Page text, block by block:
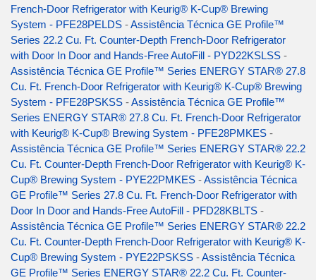
French-Door Refrigerator with Keurig® K-Cup® Brewing
System - PFE28PELDS -Assistência Técnica GE Profile™
Series 22.2 Cu. Ft. Counter-Depth French-Door Refrigerator
with Door In Door and Hands-Free AutoFill - PYD22KSLSS -
Assistência Técnica GE Profile™ Series ENERGY STAR® 27.8
Cu. Ft. French-Door Refrigerator with Keurig® K-Cup® Brewing
System - PFE28PSKSS -Assistência Técnica GE Profile™
Series ENERGY STAR® 27.8 Cu. Ft. French-Door Refrigerator
with Keurig® K-Cup® Brewing System - PFE28PMKES -
Assistência Técnica GE Profile™ Series ENERGY STAR® 22.2
Cu. Ft. Counter-Depth French-Door Refrigerator with Keurig® K-
Cup® Brewing System - PYE22PMKES -Assistência Técnica
GE Profile™ Series 27.8 Cu. Ft. French-Door Refrigerator with
Door In Door and Hands-Free AutoFill - PFD28KBLTS -
Assistência Técnica GE Profile™ Series ENERGY STAR® 22.2
Cu. Ft. Counter-Depth French-Door Refrigerator with Keurig® K-
Cup® Brewing System - PYE22PSKSS -Assistência Técnica
GE Profile™ Series ENERGY STAR® 22.2 Cu. Ft. Counter-